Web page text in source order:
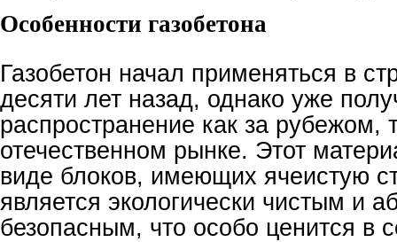
Особенности газобетона
Газобетон начал применяться в
десяти лет назад, однако уже
распространение как за рубежом,
отечественном рынке. Этот
виде блоков, имеющих ячеистую
является экологически чистым и
безопасным, что особо ценится в